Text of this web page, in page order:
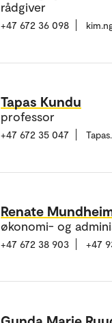
rådgiver
+47 672 36 098
Tapas Kundu
professor
+47 672 35 047
Renate
økonomi- og
+47 672 38 903 +47